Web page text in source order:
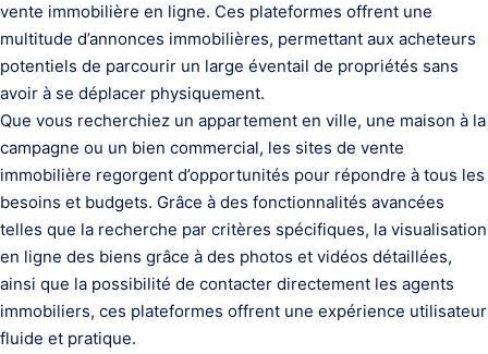
vente immobilière en ligne. Ces plateformes offrent une
multitude d’annonces immobilières, permettant aux acheteurs
potentiels de parcourir un large éventail de propriétés sans
avoir à se déplacer physiquement.
Que vous recherchiez un appartement en ville, une maison à la
campagne ou un bien commercial, les sites de vente
immobilière regorgent d’opportunités pour répondre à tous les
besoins et budgets. Grâce à des fonctionnalités avancées
telles que la recherche par critères spécifiques, la visualisation
en ligne des biens grâce à des photos et vidéos détaillées,
ainsi que la possibilité de contacter directement les agents
immobiliers, ces plateformes offrent une expérience utilisateur
fluide et pratique.